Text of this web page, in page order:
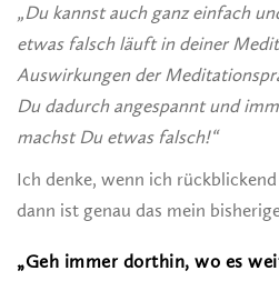
„Du kannst auch ganz einfach
etwas falsch läuft in deiner
Auswirkungen der
Du dadurch angespannt und
machst Du etwas falsch!“
Ich denke, wenn ich
dann ist genau das mein
„Geh immer dorthin, wo es